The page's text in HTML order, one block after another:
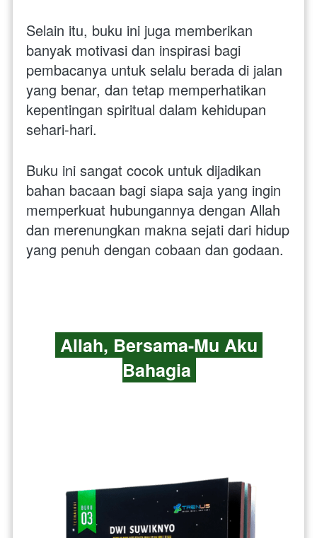
Selain itu, buku ini juga memberikan
banyak motivasi dan inspirasi bagi
pembacanya untuk selalu berada di jalan
yang benar, dan tetap memperhatikan
kepentingan spiritual dalam kehidupan
sehari-hari.
Buku ini sangat cocok untuk dijadikan
bahan bacaan bagi siapa saja yang ingin
memperkuat hubungannya dengan Allah
dan merenungkan makna sejati dari hidup
yang penuh dengan cobaan dan godaan.
Bahagia